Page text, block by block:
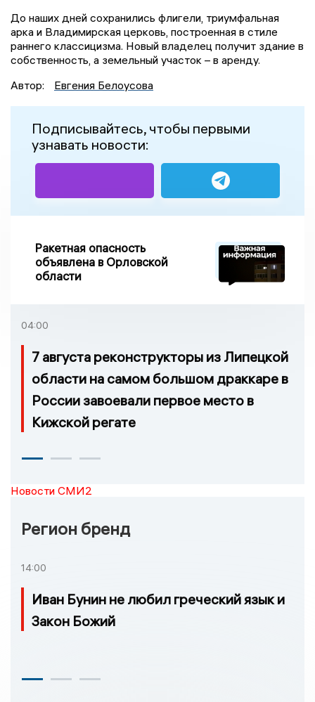
До наших дней сохранились флигели, триумфальная
арка и Владимирская церковь, построенная в стиле
раннего классицизма. Новый владелец получит здание в
собственность, а земельный участок – в аренду.
Автор:
Евгения Белоусова
Подписывайтесь, чтобы первыми
узнавать новости:
Ракетная опасность
объявлена в Орловской
области
04:00
7 августа реконструкторы из Липецкой
области на самом большом драккаре в
России завоевали первое место в
Кижской регате
Новости СМИ2
Регион бренд
14:00
Иван Бунин не любил греческий язык и
Закон Божий